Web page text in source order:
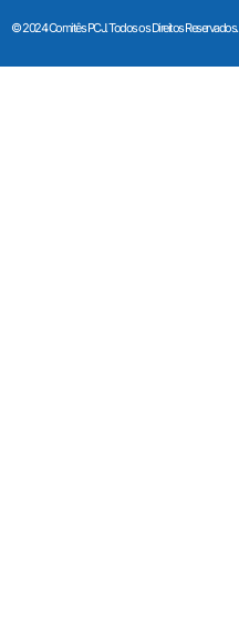
© 2024 Comitês PCJ. Todos os Direitos Reservados.